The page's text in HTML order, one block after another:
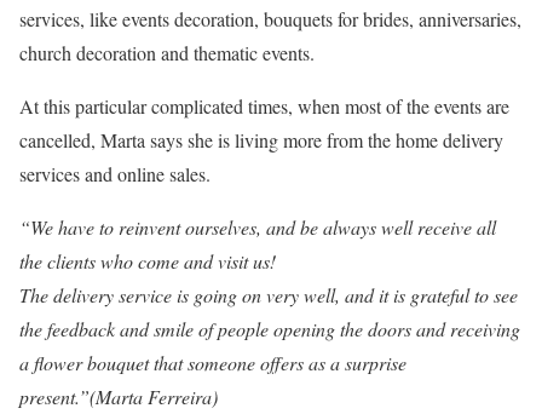
services, like events decoration, bouquets for brides, anniversaries,
church decoration and thematic events.
At this particular complicated times, when most of the events are
cancelled, Marta says she is living more from the home delivery
services and online sales.
“We have to reinvent ourselves, and be always well receive all
the clients who come and visit us!
The delivery service is going on very well, and it is grateful to see
the feedback and smile of people opening the doors and receiving
a flower bouquet that someone offers as a surprise
present.”(Marta Ferreira)